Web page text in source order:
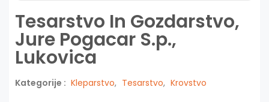
Tesarstvo In Gozdarstvo,
Jure Pogacar S.p.,
Lukovica
Kategorije : Kleparstvo, Tesarstvo, Krovstvo